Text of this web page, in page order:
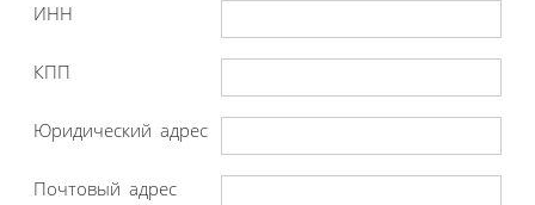
ИНН
КПП
Юридический адрес
Почтовый адрес